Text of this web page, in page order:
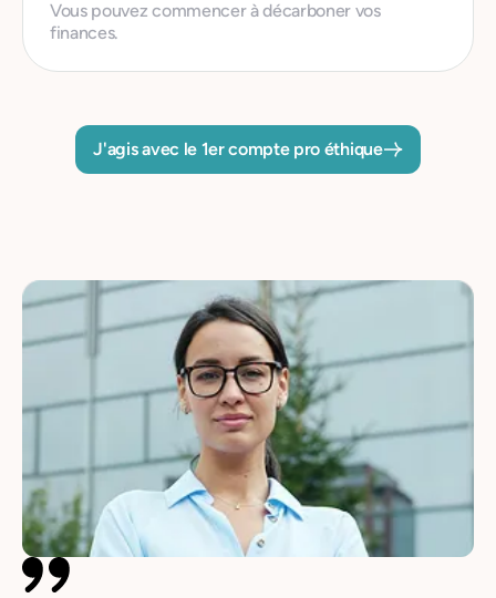
Vous pouvez commencer à décarboner vos
finances.
J'agis avec le 1er compte pro éthique